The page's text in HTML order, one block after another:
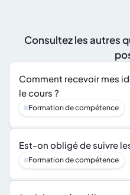
Consultez les autres
Comment recevoir mes
le cours ?
Formation de compétence
Est-on obligé de suivre
Formation de compétence